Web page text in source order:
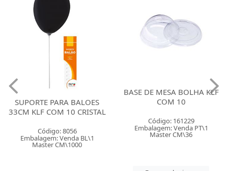
SUPORTE PARA BALOES
33CM KLF COM 10 CRISTAL
Código: 8056
Embalagem: Venda BL\1
Master CM\1000
BASE DE MESA BOLHA KLF
COM 10
Código: 161229
Embalagem: Venda PT\1
Master CM\36